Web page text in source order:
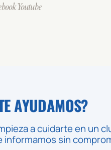
Youtube
AYUDAMOS?
a cuidarte en un
informamos sin